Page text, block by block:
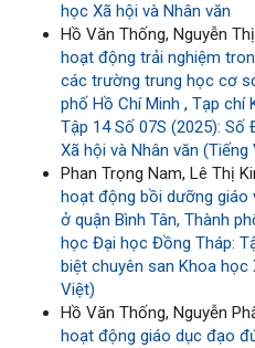
học Xã hội và Nhân văn
Hồ Văn Thống, Nguyễn
hoạt động trải nghiệm
các trường trung học cơ
phố Hồ Chí Minh , Tạp chí
Tập 14 Số 07S (2025):
Xã hội và Nhân văn (Tiếng
Phan Trọng Nam, Lê Thị
hoạt động bồi dưỡng
ở quận Bình Tân, Thành
học Đại học Đồng Tháp:
biệt chuyên san Khoa học
Việt)
Hồ Văn Thống, Nguyễn
hoạt động giáo dục đạo